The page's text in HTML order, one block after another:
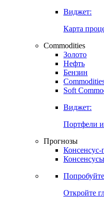
Виджет:
Карта
Commodities
Золото
Нефть
Бензин
Soft
Виджет:
Портфели
Прогнозы
Консенсус-
Консенсусы
Попробуйте
Откройте